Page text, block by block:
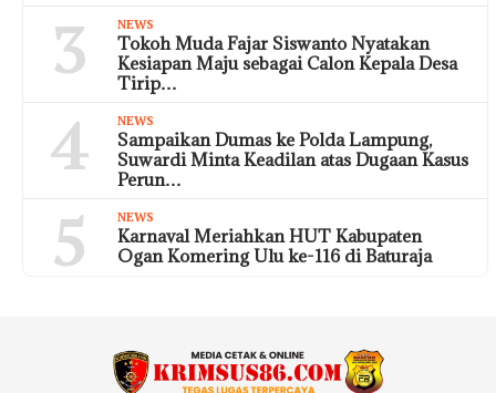
3 NEWS
Tokoh Muda Fajar Siswanto Nyatakan
Kesiapan Maju sebagai Calon Kepala Desa
Tirip…
4 NEWS
Sampaikan Dumas ke Polda Lampung,
Suwardi Minta Keadilan atas Dugaan Kasus
Perun…
5 NEWS
Karnaval Meriahkan HUT Kabupaten
Ogan Komering Ulu ke-116 di Baturaja